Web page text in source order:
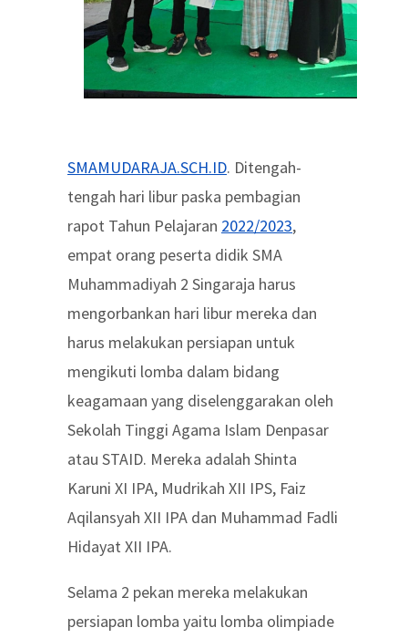
SMAMUDARAJA.SCH.ID. Ditengah-
tengah hari libur paska pembagian
rapot Tahun Pelajaran 2022/2023,
empat orang peserta didik SMA
Muhammadiyah 2 Singaraja harus
mengorbankan hari libur mereka dan
harus melakukan persiapan untuk
mengikuti lomba dalam bidang
keagamaan yang diselenggarakan oleh
Sekolah Tinggi Agama Islam Denpasar
atau STAID. Mereka adalah Shinta
Karuni XI IPA, Mudrikah XII IPS, Faiz
Aqilansyah XII IPA dan Muhammad Fadli
Hidayat XII IPA.
Selama 2 pekan mereka melakukan
persiapan lomba yaitu lomba olimpiade